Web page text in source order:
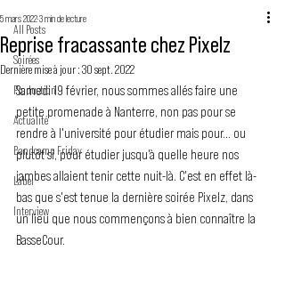
All Posts
Soirées
Production
Actualité
Bandcamp Friday
Label
Interview
Reprise fracassante chez Pixelz
5 mars 20223 min de lecture
Dernière mise à jour : 30 sept. 2022
Samedi 19 février, nous sommes allés faire une
petite promenade à Nanterre, non pas pour se
rendre à l'université pour étudier mais pour... ou
plutôt si, pour étudier jusqu'à quelle heure nos
jambes allaient tenir cette nuit-là. C'est en effet là-
bas que s'est tenue la dernière soirée Pixelz, dans
un lieu que nous commençons à bien connaître la
BasseCour.